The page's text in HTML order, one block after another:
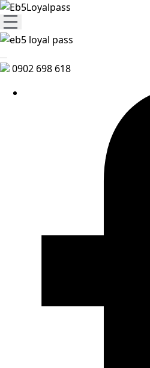
0902 698 618